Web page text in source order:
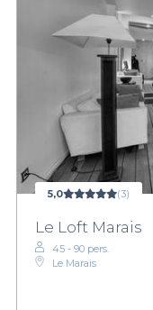
5,0 (3)
Le Loft Marais
45 - 90 pers.
Le Marais